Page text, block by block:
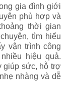
gia đình giới
phù hợp và
thời gian
tìm hiểu
vận trình công
hiệu quả.
giúp sức, hỗ trợ
nhàng và dễ